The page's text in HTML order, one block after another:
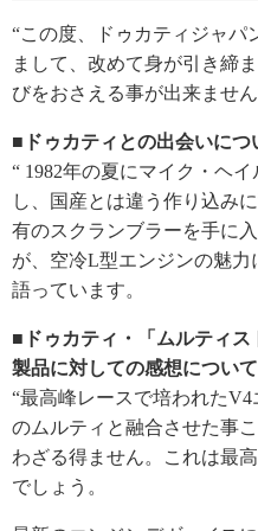
“この度、ドゥカティジャパ
まして、改めて身が引き締
びをおさえる事が出来ません
■ドゥカティとの出会いにつ
“ 1982年の夏にマイク・ヘ
し、国産とは違う作り込み
有のスクランブラーを手に
が、空冷L型エンジンの魅力
語っています。
■ドゥカティ・「ムルティス
製品に対しての感想について
“最高峰レースで培われた
のムルティと融合させた事
わざる得ません。これは最
でしょう。